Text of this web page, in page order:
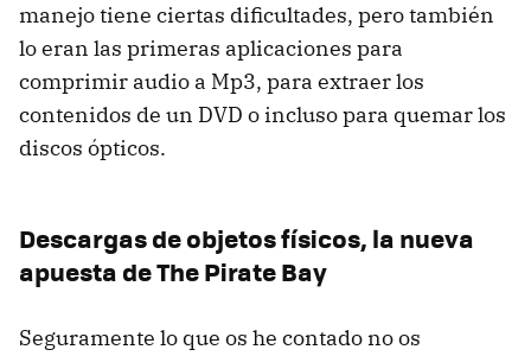
manejo tiene ciertas dificultades, pero también
lo eran las primeras aplicaciones para
comprimir audio a Mp3, para extraer los
contenidos de un DVD o incluso para quemar los
discos ópticos.
Descargas de objetos físicos, la nueva
apuesta de The Pirate Bay
Seguramente lo que os he contado no os